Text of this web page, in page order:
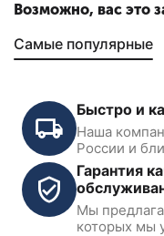
Возможно, вас это
Самые популярные
Быстро и
Наша
России и
Гарантия
Мы
которых мы